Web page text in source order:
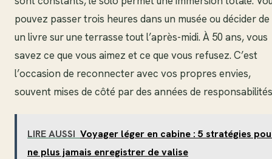
pouvez passer trois heures dans un musée ou décider
un livre sur une terrasse tout l’après-midi. À 50 ans, vous
savez ce que vous aimez et ce que vous refusez. C’est
l’occasion de reconnecter avec vos propres envies,
souvent mises de côté par des années de
LIRE AUSSI Voyager léger en cabine : 5 stratégies
ne plus jamais enregistrer de valise